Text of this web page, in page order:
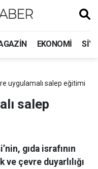
EKONOMI
uygulamalı salep eğitimi
salep
gıda israfının
ve çevre duyarlılığı